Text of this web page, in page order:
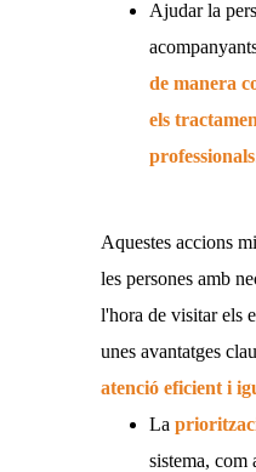
Ajudar la
de manera
els
professionals
Aquestes accions
les persones amb
l'hora de visitar els
unes avantatges
atenció eficient i
La
sistema, com